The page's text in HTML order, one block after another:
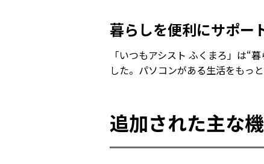
暮らしを便利にサポー
「いつもアシスト ふくまろ」は“
した。パソコンがある生活をもっ
追加された主な